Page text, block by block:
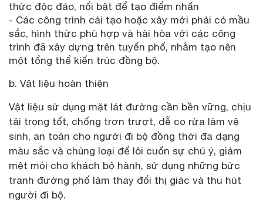
thức độc đáo, nổi bật để tạo điểm nhấn
- Các công trình cải tạo hoặc xây mới phải có mầu
sắc, hình thức phù hợp và hài hòa với các công
trình đã xây dựng trên tuyến phố, nhằm tạo nên
một tổng thể kiến trúc đồng bộ.
b. Vật liệu hoàn thiện
Vật liệu sử dụng mặt lát đường cần bền vững, chịu
tải trọng tốt, chống trơn trượt, dễ cọ rửa làm vệ
sinh, an toàn cho người đi bộ đồng thời đa dạng
màu sắc và chủng loại để lôi cuốn sự chú ý, giảm
mệt mỏi cho khách bộ hành, sử dụng những bức
tranh đường phố làm thay đổi thị giác và thu hút
người đi bộ.